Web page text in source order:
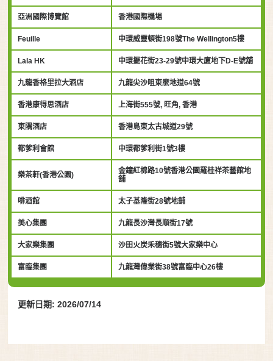
亞洲國際博覽館 香港國際機場
Feuille 中環威靈頓街198號The Wellington5樓
Lala HK 中環擺花街23-29號中環大廈地下D-E號舖
九龍香格里拉大酒店 九龍尖沙咀東麼地道64號
香港康得思酒店 上海街555號, 旺角, 香港
東隅酒店 香港島東太古城道29號
都爹利會館 中環都爹利街1號3樓
樂茶軒(香港公園)
金鐘紅棉路10號香港公園羅桂祥茶藝館地
舖
啡酒館 太子基隆街28號地舖
美心集團 九龍長沙灣長順街17號
大家樂集團 沙田火炭禾穗街5號大家樂中心
富臨集團 九龍灣偉業街38號富臨中心26樓
更新日期: 2026/07/14